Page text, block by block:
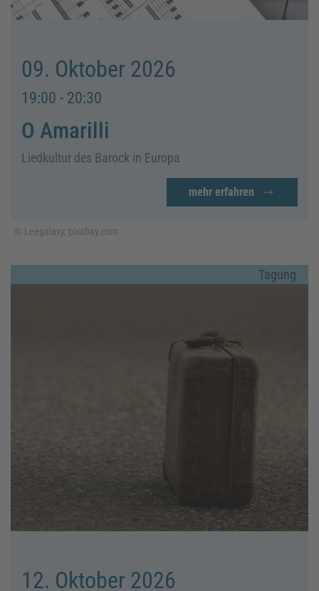
09. Oktober 2026
19:00 - 20:30
O Amarilli
Liedkultur des Barock in Europa
mehr erfahren
© Leegalaxy, pixabay.com
Tagung
12. Oktober 2026